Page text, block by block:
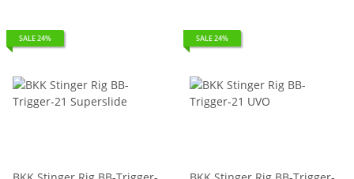
SALE 24% SALE 24%